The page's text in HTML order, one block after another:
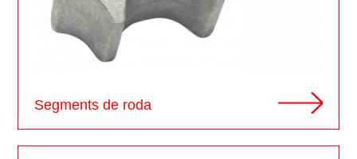
Segments de roda